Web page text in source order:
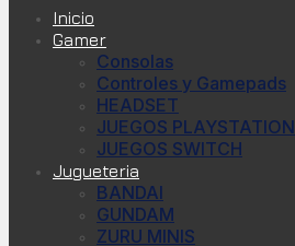
Inicio
Gamer
Consolas
Controles y Gamepads
HEADSET
JUEGOS PLAYSTATION
JUEGOS SWITCH
Jugueteria
BANDAI
GUNDAM
ZURU MINIS